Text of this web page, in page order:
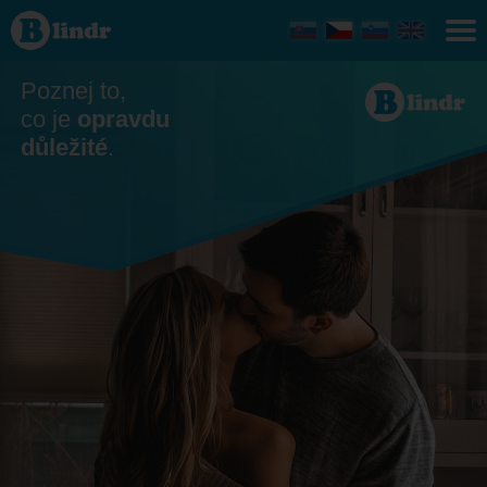
Seznamka
- On
hledá ji
Poznej to,
co je opravdu
důležité.